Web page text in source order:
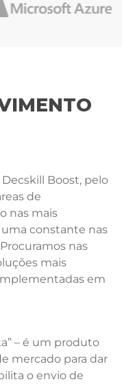
Boost, pelo
de
nas mais
constante nas
nas
mais
em
– é um produto
mercado para dar
o envio de